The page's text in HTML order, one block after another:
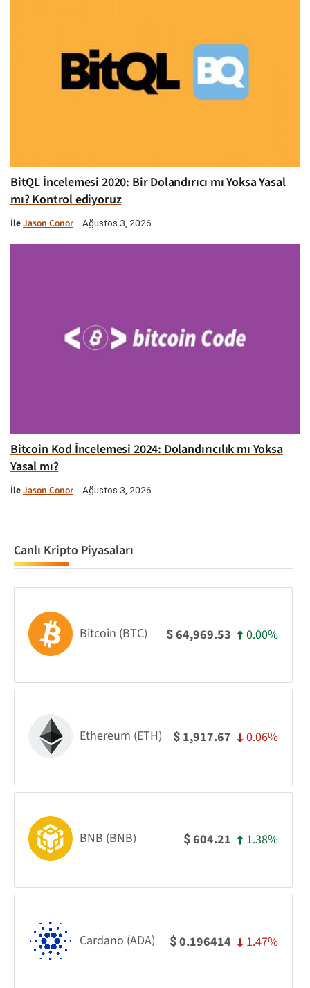
BitQL İncelemesi 2020: Bir Dolandırıcı mı Yoksa Yasal
mı? Kontrol ediyoruz
İleJason Conor Ağustos 3, 2026
Bitcoin Kod İncelemesi 2024: Dolandırıcılık mı Yoksa
Yasal mı?
İleJason Conor Ağustos 3, 2026
Canlı Kripto Piyasaları
Bitcoin (BTC) $64,969.53 0.00%
Ethereum (ETH) $ 1,917.67 0.06%
BNB (BNB) $604.21 1.38%
Cardano (ADA) $0.196414 1.47%